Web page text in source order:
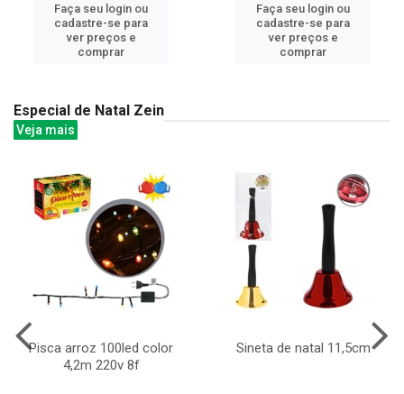
Faça seu login ou
cadastre-se para
ver preços e
comprar
Faça seu login ou
cadastre-se para
ver preços e
comprar
Especial de Natal Zein
Veja mais
Pisca arroz 100led color
4,2m 220v 8f
Sineta de natal 11,5cm